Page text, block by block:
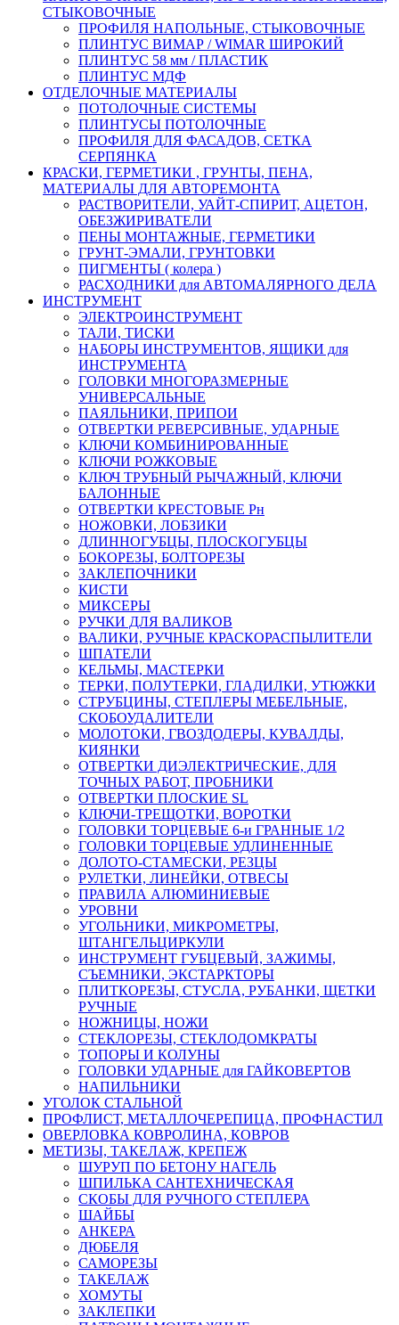
СТЫКОВОЧНЫЕ
ПРОФИЛЯ НАПОЛЬНЫЕ, СТЫКОВОЧНЫЕ
ПЛИНТУС ВИМАР / WIMAR ШИРОКИЙ
ПЛИНТУС 58 мм / ПЛАСТИК
ПЛИНТУС МДФ
ОТДЕЛОЧНЫЕ МАТЕРИАЛЫ
ПОТОЛОЧНЫЕ СИСТЕМЫ
ПЛИНТУСЫ ПОТОЛОЧНЫЕ
ПРОФИЛЯ ДЛЯ ФАСАДОВ, СЕТКА
СЕРПЯНКА
КРАСКИ, ГЕРМЕТИКИ , ГРУНТЫ, ПЕНА,
МАТЕРИАЛЫ ДЛЯ АВТОРЕМОНТА
РАСТВОРИТЕЛИ, УАЙТ-СПИРИТ, АЦЕТОН,
ОБЕЗЖИРИВАТЕЛИ
ПЕНЫ МОНТАЖНЫЕ, ГЕРМЕТИКИ
ГРУНТ-ЭМАЛИ, ГРУНТОВКИ
ПИГМЕНТЫ ( колера )
РАСХОДНИКИ для АВТОМАЛЯРНОГО ДЕЛА
ИНСТРУМЕНТ
ЭЛЕКТРОИНСТРУМЕНТ
ТАЛИ, ТИСКИ
НАБОРЫ ИНСТРУМЕНТОВ, ЯЩИКИ для
ИНСТРУМЕНТА
ГОЛОВКИ МНОГОРАЗМЕРНЫЕ
УНИВЕРСАЛЬНЫЕ
ПАЯЛЬНИКИ, ПРИПОИ
ОТВЕРТКИ РЕВЕРСИВНЫЕ, УДАРНЫЕ
КЛЮЧИ КОМБИНИРОВАННЫЕ
КЛЮЧИ РОЖКОВЫЕ
КЛЮЧ ТРУБНЫЙ РЫЧАЖНЫЙ, КЛЮЧИ
БАЛОННЫЕ
ОТВЕРТКИ КРЕСТОВЫЕ Рн
НОЖОВКИ, ЛОБЗИКИ
ДЛИННОГУБЦЫ, ПЛОСКОГУБЦЫ
БОКОРЕЗЫ, БОЛТОРЕЗЫ
ЗАКЛЕПОЧНИКИ
КИСТИ
МИКСЕРЫ
РУЧКИ ДЛЯ ВАЛИКОВ
ВАЛИКИ, РУЧНЫЕ КРАСКОРАСПЫЛИТЕЛИ
ШПАТЕЛИ
КЕЛЬМЫ, МАСТЕРКИ
ТЕРКИ, ПОЛУТЕРКИ, ГЛАДИЛКИ, УТЮЖКИ
СТРУБЦИНЫ, СТЕПЛЕРЫ МЕБЕЛЬНЫЕ,
СКОБОУДАЛИТЕЛИ
МОЛОТОКИ, ГВОЗДОДЕРЫ, КУВАЛДЫ,
КИЯНКИ
ОТВЕРТКИ ДИЭЛЕКТРИЧЕСКИЕ, ДЛЯ
ТОЧНЫХ РАБОТ, ПРОБНИКИ
ОТВЕРТКИ ПЛОСКИЕ SL
КЛЮЧИ-ТРЕЩОТКИ, ВОРОТКИ
ГОЛОВКИ ТОРЦЕВЫЕ 6-и ГРАННЫЕ 1/2
ГОЛОВКИ ТОРЦЕВЫЕ УДЛИНЕННЫЕ
ДОЛОТО-СТАМЕСКИ, РЕЗЦЫ
РУЛЕТКИ, ЛИНЕЙКИ, ОТВЕСЫ
ПРАВИЛА АЛЮМИНИЕВЫЕ
УРОВНИ
УГОЛЬНИКИ, МИКРОМЕТРЫ,
ШТАНГЕЛЬЦИРКУЛИ
ИНСТРУМЕНТ ГУБЦЕВЫЙ, ЗАЖИМЫ,
СЪЕМНИКИ, ЭКСТАРКТОРЫ
ПЛИТКОРЕЗЫ, СТУСЛА, РУБАНКИ, ЩЕТКИ
РУЧНЫЕ
НОЖНИЦЫ, НОЖИ
СТЕКЛОРЕЗЫ, СТЕКЛОДОМКРАТЫ
ТОПОРЫ И КОЛУНЫ
ГОЛОВКИ УДАРНЫЕ для ГАЙКОВЕРТОВ
НАПИЛЬНИКИ
УГОЛОК СТАЛЬНОЙ
ПРОФЛИСТ, МЕТАЛЛОЧЕРЕПИЦА, ПРОФНАСТИЛ
ОВЕРЛОВКА КОВРОЛИНА, КОВРОВ
МЕТИЗЫ, ТАКЕЛАЖ, КРЕПЕЖ
ШУРУП ПО БЕТОНУ НАГЕЛЬ
ШПИЛЬКА САНТЕХНИЧЕСКАЯ
СКОБЫ ДЛЯ РУЧНОГО СТЕПЛЕРА
ШАЙБЫ
АНКЕРА
ДЮБЕЛЯ
САМОРЕЗЫ
ТАКЕЛАЖ
ХОМУТЫ
ЗАКЛЕПКИ